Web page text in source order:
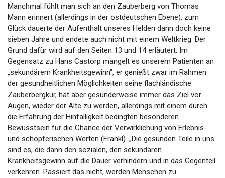
Manchmal fühlt man sich an den Zauberberg von Thomas
Mann erinnert (allerdings in der ostdeutschen Ebene), zum
Glück dauerte der Aufenthalt unseres Helden dann doch keine
sieben Jahre und endete auch nicht mit einem Weltkrieg. Der
Grund dafür wird auf den Seiten 13 und 14 erläutert: Im
Gegensatz zu Hans Castorp mangelt es unserem Patienten an
„sekundärem Krankheitsgewinn", er genießt zwar im Rahmen
der gesundheitlichen Möglichkeiten seine flachländische
Zauberbergkur, hat aber gesunderweise immer das Ziel vor
Augen, wieder der Alte zu werden, allerdings mit einem durch
die Erfahrung der Hinfälligkeit bedingten besonderen
Bewusstsein für die Chance der Verwirklichung von Erlebnis-
und schöpferischen Werten (Frankl). „Die gesunden Teile in uns
sind es, die dann den sozialen, den sekundären
Krankheitsgewinn auf die Dauer verhindern und in das Gegenteil
verkehren. Passiert das nicht, werden Menschen zu